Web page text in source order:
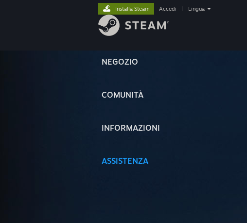
NEGOZIO
COMUNITÀ
INFORMAZIONI
ASSISTENZA
Installa Steam Accedi Lingua